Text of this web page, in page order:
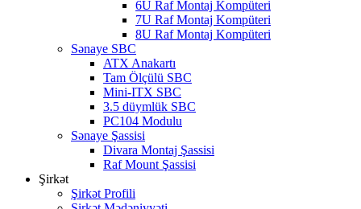
6U Raf Montaj Kompüteri
7U Raf Montaj Kompüteri
8U Raf Montaj Kompüteri
Sənaye SBC
ATX Anakartı
Tam Ölçülü SBC
Mini-ITX SBC
3.5 düymlük SBC
PC104 Modulu
Sənaye Şassisi
Divara Montaj Şassisi
Raf Mount Şassisi
Şirkət
Şirkət Profili